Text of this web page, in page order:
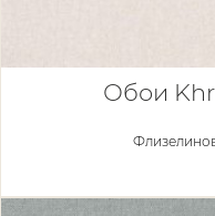
Обои